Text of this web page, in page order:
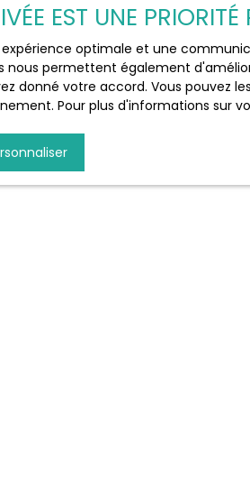
légales
et à tout moment, les
EST UNE
optimale et une
permettent également
donné votre accord. Vous pouvez
Pour plus d'informations sur